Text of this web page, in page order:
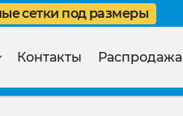
сетки под размеры
Контакты Распродажа